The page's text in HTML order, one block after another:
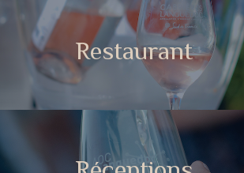
Restaurant